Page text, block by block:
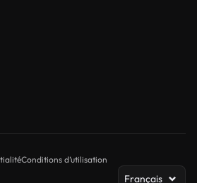
Conditions d’utilisation
Français